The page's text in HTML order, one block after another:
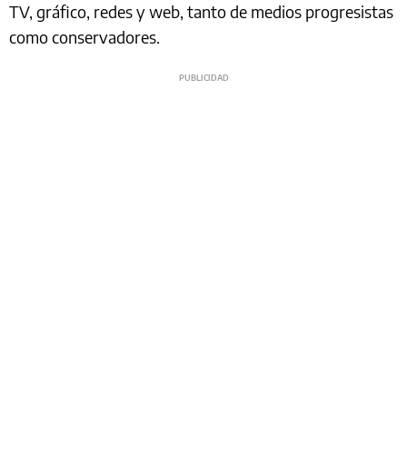
TV, gráfico, redes y web, tanto de medios progresistas
como conservadores.